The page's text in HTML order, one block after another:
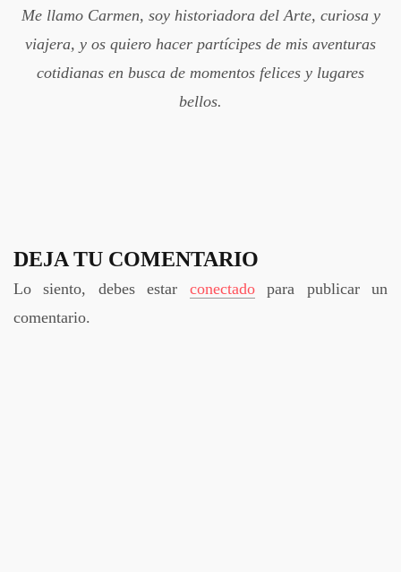
Me llamo Carmen, soy historiadora del Arte, curiosa y
viajera, y os quiero hacer partícipes de mis aventuras
cotidianas en busca de momentos felices y lugares
bellos.
DEJA TU COMENTARIO
Lo siento, debes estar conectadopara publicar un
comentario.